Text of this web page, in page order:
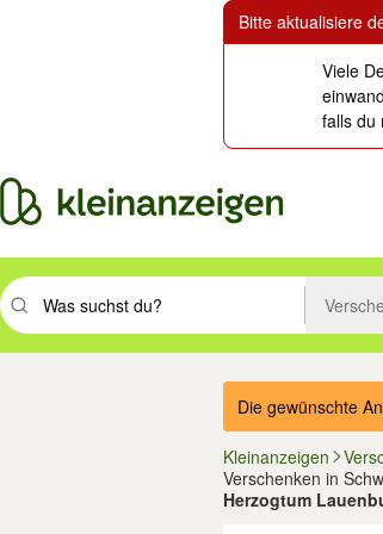
Bitte aktualisiere
Viele
falls du
Suchbegriff eingeben. Eingabetaste drücken um
Die gewünschte
Kleinanzeigen
Verschenken in
Herzogtum